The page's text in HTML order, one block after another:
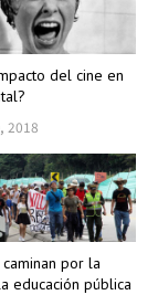
del cine en
2018
por la
educación pública